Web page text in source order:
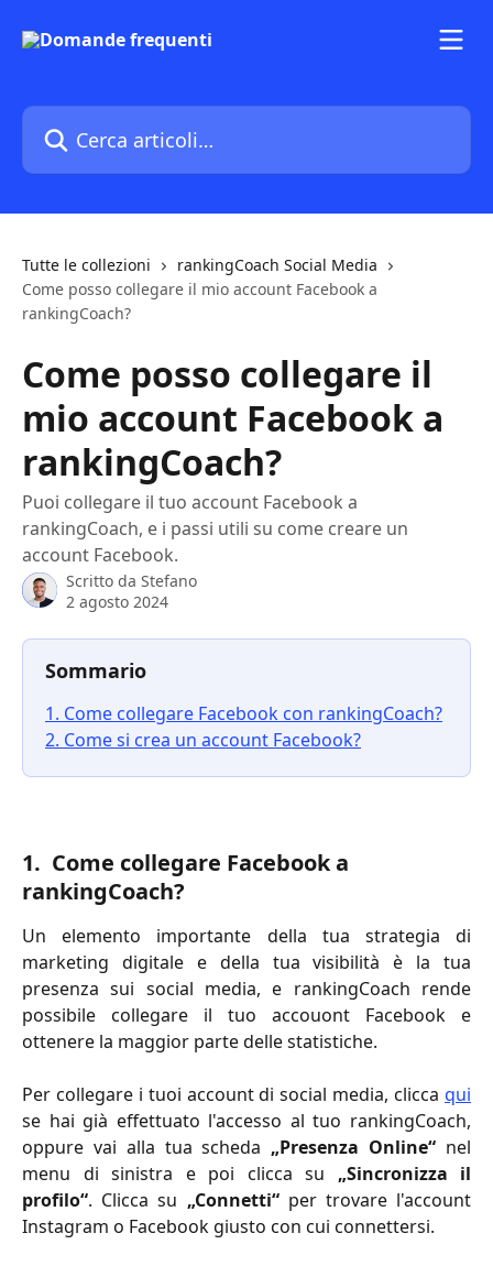
Cerca articoli…
Tutte le collezioni
rankingCoach Social Media
Come posso collegare il mio account Facebook a
rankingCoach?
Come posso collegare il
mio account Facebook a
rankingCoach?
Puoi collegare il tuo account Facebook a
rankingCoach, e i passi utili su come creare un
account Facebook.
Scritto da Stefano
2 agosto 2024
Sommario
1. Come collegare Facebook con rankingCoach?
2. Come si crea un account Facebook?
1.  Come collegare Facebook a
rankingCoach?
Un elemento importante della tua strategia di
marketing digitale e della tua visibilità è la tua
presenza sui social media, e rankingCoach rende
possibile collegare il tuo accouont Facebook e
ottenere la maggior parte delle statistiche.
Per collegare i tuoi account di social media, clicca qui
se hai già effettuato l'accesso al tuo rankingCoach,
oppure vai alla tua scheda „Presenza Online“ nel
menu di sinistra e poi clicca su „Sincronizza il
profilo“. Clicca su „Connetti“per trovare l'account
Instagram o Facebook giusto con cui connettersi.